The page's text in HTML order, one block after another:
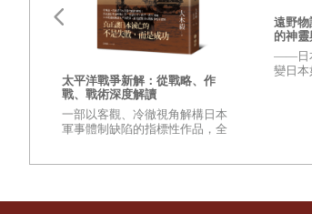
這波辯論最後在婦女團體的壓力下，做出全
七年更禁止跨國境婚姻媒合商業化，此
「財團法人」或「非營利社團法人」，申
會，但其實多係由先前營利的婚
潤考量並沒有提供相關服務（同上引，頁七二
太平洋戰爭新解：從戰略、作
戰、戰術深度解讀
一部以客觀、冷徹視角解構日本
軍事體制缺陷的指標性作品，全
遠野物
的神靈
——日
變日本